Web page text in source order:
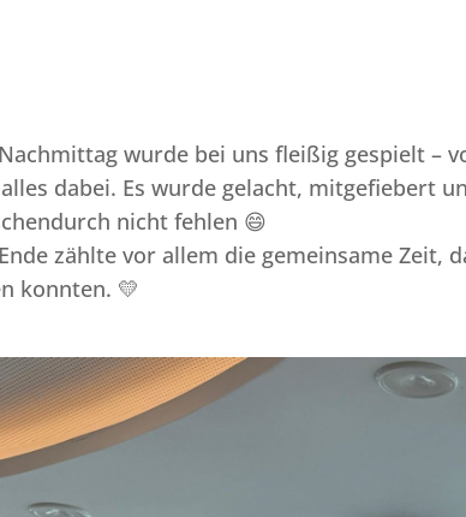
wurde bei uns fleißig gespielt –
dabei. Es wurde gelacht, mitgefiebert
nicht fehlen 😄
zählte vor allem die gemeinsame Zeit,
konnten. 💛